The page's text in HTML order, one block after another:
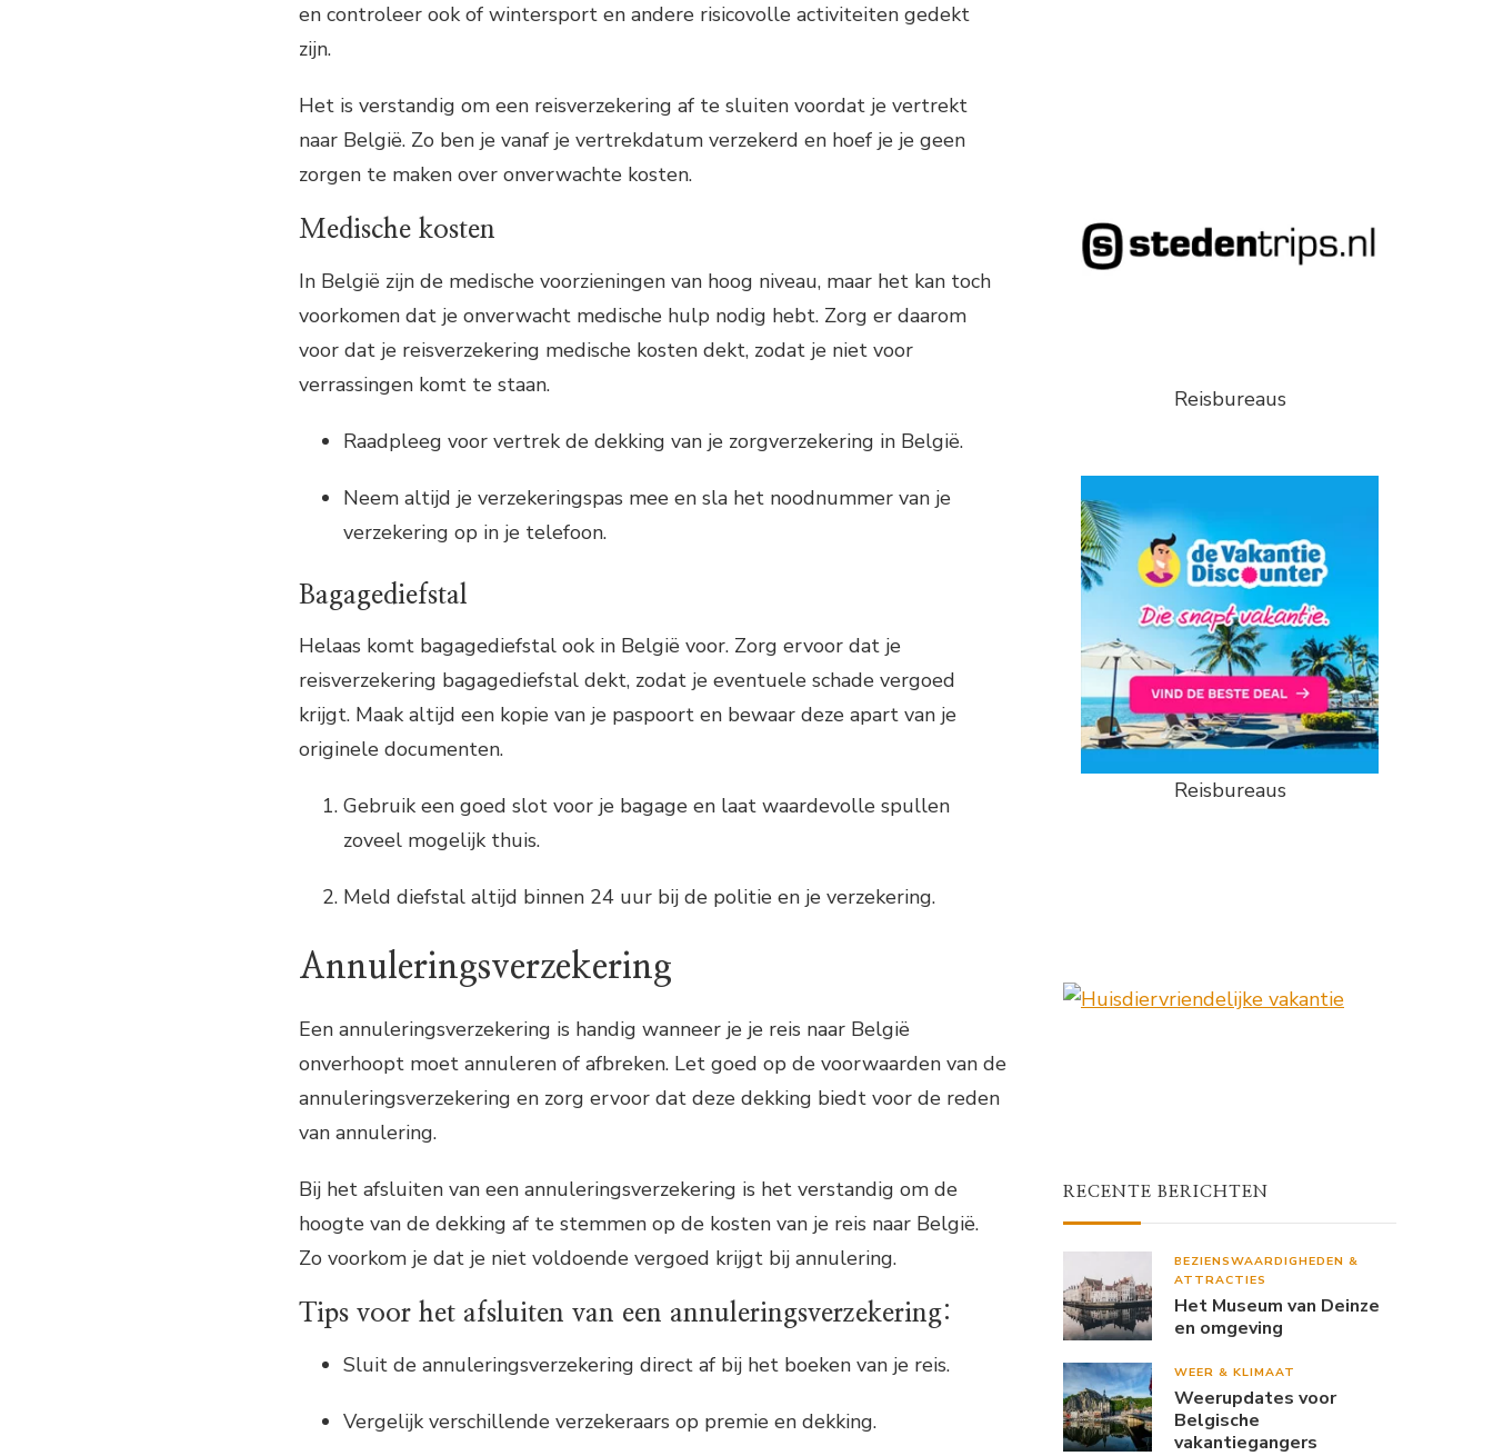
en controleer ook of wintersport en andere risicovolle activiteiten gedekt
zijn.
Het is verstandig om een reisverzekering af te sluiten voordat je vertrekt
naar België. Zo ben je vanaf je vertrekdatum verzekerd en hoef je je geen
zorgen te maken over onverwachte kosten.
Medische kosten
In België zijn de medische voorzieningen van hoog niveau, maar het kan toch
voorkomen dat je onverwacht medische hulp nodig hebt. Zorg er daarom
voor dat je reisverzekering medische kosten dekt, zodat je niet voor
verrassingen komt te staan.
Raadpleeg voor vertrek de dekking van je zorgverzekering in België.
Neem altijd je verzekeringspas mee en sla het noodnummer van je
verzekering op in je telefoon.
Bagagediefstal
Helaas komt bagagediefstal ook in België voor. Zorg ervoor dat je
reisverzekering bagagediefstal dekt, zodat je eventuele schade vergoed
krijgt. Maak altijd een kopie van je paspoort en bewaar deze apart van je
originele documenten.
Gebruik een goed slot voor je bagage en laat waardevolle spullen
zoveel mogelijk thuis.
Meld diefstal altijd binnen 24 uur bij de politie en je verzekering.
Annuleringsverzekering
Een annuleringsverzekering is handig wanneer je je reis naar België
onverhoopt moet annuleren of afbreken. Let goed op de voorwaarden van de
annuleringsverzekering en zorg ervoor dat deze dekking biedt voor de reden
van annulering.
Bij het afsluiten van een annuleringsverzekering is het verstandig om de
hoogte van de dekking af te stemmen op de kosten van je reis naar België.
Zo voorkom je dat je niet voldoende vergoed krijgt bij annulering.
Tips voor het afsluiten van een annuleringsverzekering:
Sluit de annuleringsverzekering direct af bij het boeken van je reis.
Vergelijk verschillende verzekeraars op premie en dekking.
Reisbureaus
Reisbureaus
RECENTE BERICHTEN
BEZIENSWAARDIGHEDEN &
ATTRACTIES
Het Museum van Deinze
en omgeving
WEER & KLIMAAT
Weerupdates voor
Belgische
vakantiegangers